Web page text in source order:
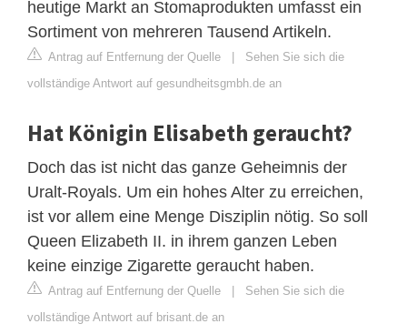
heutige Markt an Stomaprodukten umfasst ein
Sortiment von mehreren Tausend Artikeln.
Antrag auf Entfernung der Quelle | Sehen Sie sich die
vollständige Antwort auf gesundheitsgmbh.de an
Hat Königin Elisabeth geraucht?
Doch das ist nicht das ganze Geheimnis der
Uralt-Royals. Um ein hohes Alter zu erreichen,
ist vor allem eine Menge Disziplin nötig. So soll
Queen Elizabeth II. in ihrem ganzen Leben
keine einzige Zigarette geraucht haben.
Antrag auf Entfernung der Quelle | Sehen Sie sich die
vollständige Antwort auf brisant.de an